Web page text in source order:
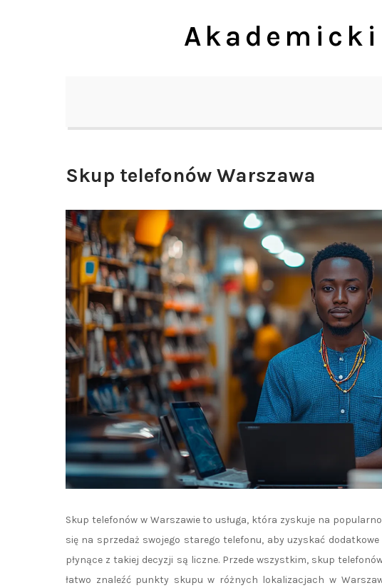
Skup telefonów Warszawa
Skup telefonów w Warszawie to usługa, która zyskuje na
się na sprzedaż swojego starego telefonu, aby uzyskać
płynące z takiej decyzji są liczne. Przede wszystkim, skup
łatwo znaleźć punkty skupu w różnych lokalizacjach w